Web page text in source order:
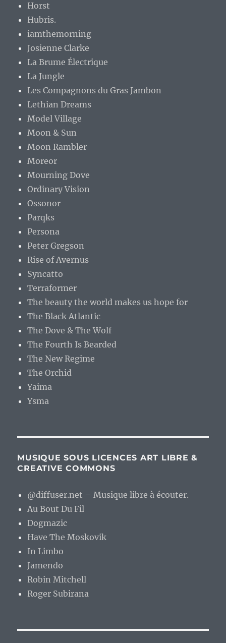
Horst
Hubris.
iamthemorning
Josienne Clarke
La Brume Électrique
La Jungle
Les Compagnons du Gras Jambon
Lethian Dreams
Model Village
Moon & Sun
Moon Rambler
Moreor
Mourning Dove
Ordinary Vision
Ossonor
Parqks
Persona
Peter Gregson
Rise of Avernus
Syncatto
Terraformer
The beauty the world makes us hope for
The Black Atlantic
The Dove & The Wolf
The Fourth Is Bearded
The New Regime
The Orchid
Yaima
Ysma
MUSIQUE SOUS LICENCES ART LIBRE &
CREATIVE COMMONS
@diffuser.net – Musique libre à écouter.
Au Bout Du Fil
Dogmazic
Have The Moskovik
In Limbo
Jamendo
Robin Mitchell
Roger Subirana